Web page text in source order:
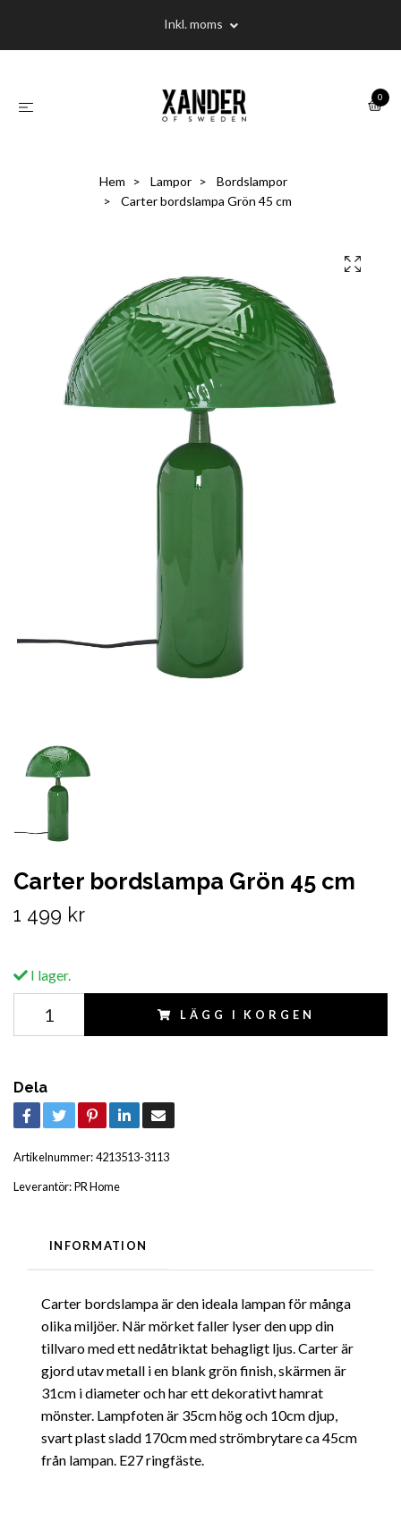
Inkl. moms
0
Hem Lampor
Bordslampor
Carter bordslampa Grön 45 cm
Carter bordslampa Grön 45 cm
1 499 kr
I lager.
LÄGG I KORGEN
Dela
Artikelnummer:4213513-3113
Leverantör:PR Home
INFORMATION
Carter bordslampa är den ideala lampan för många
olika miljöer. När mörket faller lyser den upp din
tillvaro med ett nedåtriktat behagligt ljus. Carter är
gjord utav metall i en blank grön finish, skärmen är
31cm i diameter och har ett dekorativt hamrat
mönster. Lampfoten är 35cm hög och 10cm djup,
svart plast sladd 170cm med strömbrytare ca 45cm
från lampan. E27 ringfäste.